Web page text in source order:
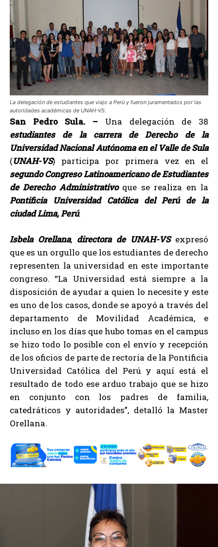
La delegación de estudiantes que viajo a Perú y fueron juramentados por las
autoridades académicas de UNAH-VS.
San Pedro Sula. – Una delegación de 38
estudiantes de la carrera de Derecho de la
Universidad Nacional Autónoma en el Valle de Sula
(UNAH-VS) participa por primera vez en el
segundo Congreso Latinoamericano de Estudiantes
de Derecho Administrativoque se realiza en la
Pontificia Universidad Católica del Perú de la
ciudad Lima, Perú.
Isbela Orellana, directora de UNAH-VSexpresó
que es un orgullo que los estudiantes de derecho
representen la universidad en este importante
congreso. “La Universidad está siempre a la
disposición de ayudar a quien lo necesite y este
es uno de los casos, donde se apoyó a través del
departamento de Movilidad Académica, e
incluso en los días que hubo tomas en el campus
se hizo todo lo posible con el envío y recepción
de los oficios de parte de rectoría de la Pontificia
Universidad Católica del Perú y aquí está el
resultado de todo ese arduo trabajo que se hizo
en conjunto con los padres de familia,
catedráticos y autoridades”, detalló la Master
Orellana.